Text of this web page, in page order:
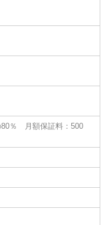
80％ 月額保証料：500